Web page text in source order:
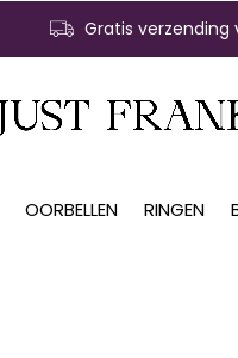
OORBELLEN RINGEN
Gratis